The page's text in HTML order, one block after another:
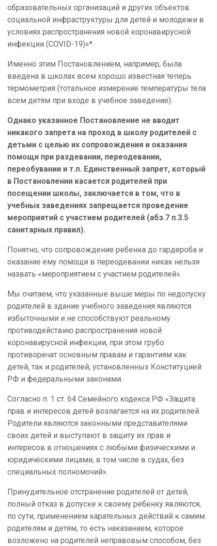
образовательных организаций и других объектов
социальной инфраструктуры для детей и молодежи в
условиях распространения новой коронавирусной
инфекции (COVID-19)»*.
Именно этим Постановлением, например, была
введена в школах всем хорошо известная теперь
термометрия (тотальное измерение температуры тела
всем детям при входе в учебное заведение).
Однако указанное Постановление не вводит
никакого запрета на проход в школу родителей с
детьми с целью их сопровождения и оказания
помощи при раздевании, переодевании,
переобувании и т.п. Единственный запрет, который
в Постановлении касается родителей при
посещении школы, заключается в том, что в
учебных заведениях запрещается проведение
мероприятий с участием родителей (абз.7 п.3.5
санитарных правил).
Понятно, что сопровождение ребенка до гардероба и
оказание ему помощи в переодевании никак нельзя
назвать «мероприятием с участием родителей».
Мы считаем, что указанные выше меры по недопуску
родителей в здание учебного заведения являются
избыточными и не способствуют реальному
противодействию распространения новой
коронавирусной инфекции, при этом грубо
противоречат основным правам и гарантиям как
детей, так и родителей, установленных Конституцией
РФ и федеральными законами.
Согласно п. 1 ст. 64 Семейного кодекса РФ «Защита
прав и интересов детей возлагается на их родителей.
Родители являются законными представителями
своих детей и выступают в защиту их прав и
интересов в отношениях с любыми физическими и
юридическими лицами, в том числе в судах, без
специальных полномочий».
Принудительное отстранение родителей от детей,
полный отказ в допуске к своему ребенку являются,
по сути, применением карательных действий к самим
родителям и детям, то есть наказанием, которое
возложено на родителей неправовым способом, без